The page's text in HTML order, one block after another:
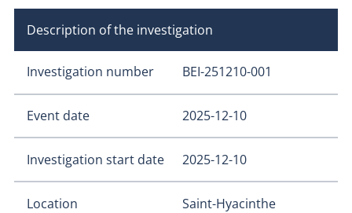
Description of the investigation
Investigation number BEI-251210-001
Event date 2025-12-10
Investigation start date 2025-12-10
Location Saint-Hyacinthe